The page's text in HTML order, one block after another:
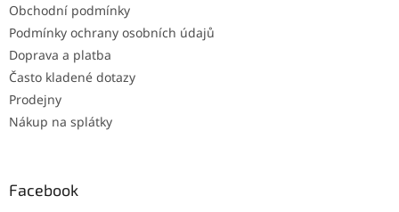
Obchodní podmínky
Podmínky ochrany osobních údajů
Doprava a platba
Často kladené dotazy
Prodejny
Nákup na splátky
Facebook